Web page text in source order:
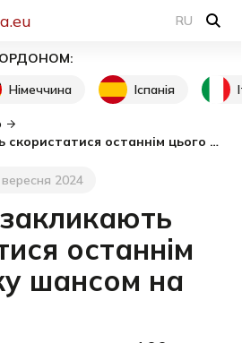
RU
Німеччина Іспанія
У Берліні закликають скористатися останнім цього року шансом на навчання
2024
останнім
шансом на